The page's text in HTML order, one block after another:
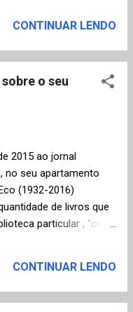
resultados, talvez
Aberta Já a foto
"Caçador de Pássaros"
a realidade pode ser
que qualquer obra de
executivo da
sua experiência como
um texto fluente,
de Steve
personagem digno de
muito cedo como
por seus pais
escolhido e criado
que soube aliar
e inovação nas
CONTINUAR LENDO
o seu
2015 ao jornal
no seu apartamento
(1932-2016)
de livros que
particular , "onde
de 30 mil volumes
da sua casa de campo
CONTINUAR LENDO